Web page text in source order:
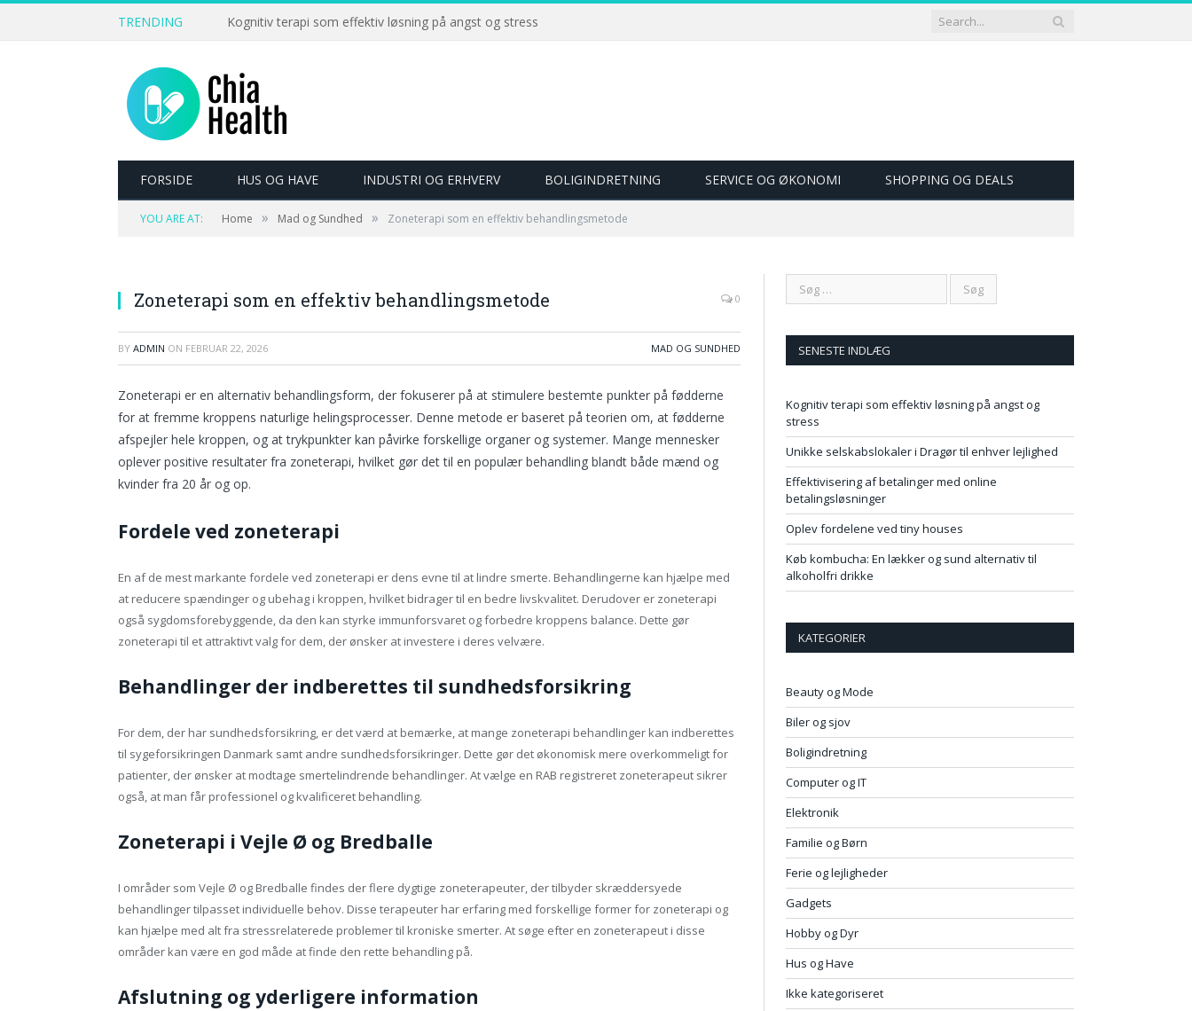
TRENDING Kognitiv terapi som effektiv løsning på angst og stress
FORSIDE HUS OG HAVE INDUSTRI OG ERHVERV BOLIGINDRETNING SERVICE OG ØKONOMI SHOPPING OG DEALS
YOU ARE AT: Home » Mad og Sundhed » Zoneterapi som en effektiv behandlingsmetode
Zoneterapi som en effektiv behandlingsmetode 0
BY ADMIN ON FEBRUAR 22, 2026 MAD OG SUNDHED
Zoneterapi er en alternativ behandlingsform, der fokuserer på at stimulere bestemte punkter på fødderne
for at fremme kroppens naturlige helingsprocesser. Denne metode er baseret på teorien om, at fødderne
afspejler hele kroppen, og at trykpunkter kan påvirke forskellige organer og systemer. Mange mennesker
oplever positive resultater fra zoneterapi, hvilket gør det til en populær behandling blandt både mænd og
kvinder fra 20 år og op.
Fordele ved zoneterapi
En af de mest markante fordele ved zoneterapi er dens evne til at lindre smerte. Behandlingerne kan hjælpe med
at reducere spændinger og ubehag i kroppen, hvilket bidrager til en bedre livskvalitet. Derudover er zoneterapi
også sygdomsforebyggende, da den kan styrke immunforsvaret og forbedre kroppens balance. Dette gør
zoneterapi til et attraktivt valg for dem, der ønsker at investere i deres velvære.
Behandlinger der indberettes til sundhedsforsikring
For dem, der har sundhedsforsikring, er det værd at bemærke, at mange zoneterapi behandlinger kan indberettes
til sygeforsikringen Danmark samt andre sundhedsforsikringer. Dette gør det økonomisk mere overkommeligt for
patienter, der ønsker at modtage smertelindrende behandlinger. At vælge en RAB registreret zoneterapeut sikrer
også, at man får professionel og kvalificeret behandling.
Zoneterapi i Vejle Ø og Bredballe
I områder som Vejle Ø og Bredballe findes der flere dygtige zoneterapeuter, der tilbyder skræddersyede
behandlinger tilpasset individuelle behov. Disse terapeuter har erfaring med forskellige former for zoneterapi og
kan hjælpe med alt fra stressrelaterede problemer til kroniske smerter. At søge efter en zoneterapeut i disse
områder kan være en god måde at finde den rette behandling på.
Afslutning og yderligere information
SENESTE INDLÆG
Kognitiv terapi som effektiv løsning på angst og
stress
Unikke selskabslokaler i Dragør til enhver lejlighed
Effektivisering af betalinger med online
betalingsløsninger
Oplev fordelene ved tiny houses
Køb kombucha: En lækker og sund alternativ til
alkoholfri drikke
KATEGORIER
Beauty og Mode
Biler og sjov
Boligindretning
Computer og IT
Elektronik
Familie og Børn
Ferie og lejligheder
Gadgets
Hobby og Dyr
Hus og Have
Ikke kategoriseret